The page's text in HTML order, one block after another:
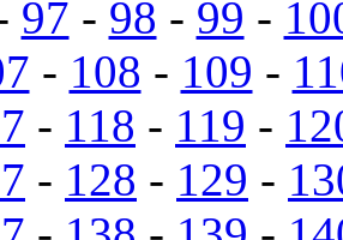
97 - 98 - 99 -
- 108 - 109 -
- 118 - 119 -
- 128 - 129 -